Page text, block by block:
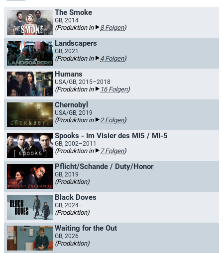
The Smoke
GB, 2014
(Produktion in 8 Folgen)
Landscapers
GB, 2021
(Produktion in 4 Folgen)
Humans
USA/GB, 2015–2018
(Produktion in 16 Folgen)
Chernobyl
USA/GB, 2019
(Produktion in 2 Folgen)
Spooks - Im Visier des MI5 / MI-5
GB, 2002–2011
(Produktion in 7 Folgen)
Pflicht/Schande / Duty/Honor
GB, 2019
(Produktion)
Black Doves
GB, 2024–
(Produktion)
Waiting for the Out
GB, 2026
(Produktion)